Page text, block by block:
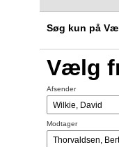
Søg kun på
Vælg
Afsender
Modtager